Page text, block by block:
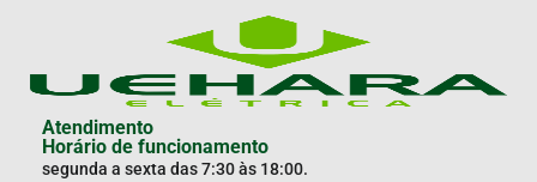
Atendimento
Horário de funcionamento
segunda a sexta das 7:30 às 18:00.